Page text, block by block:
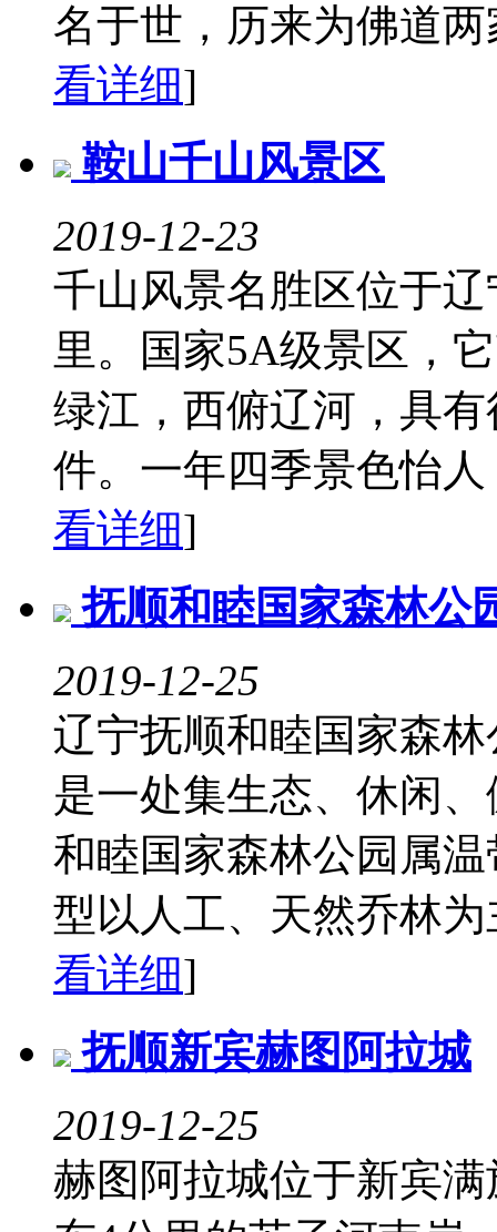
名于世，历来为佛道
看详细]
鞍山千山风景区
2019-12-23
千山风景名胜区位于
里。国家5A级景区，
绿江，西俯辽河，具
件。一年四季景色怡
看详细]
抚顺和睦国家森林公
2019-12-25
辽宁抚顺和睦国家森
是一处集生态、休闲
和睦国家森林公园属
型以人工、天然乔林
看详细]
抚顺新宾赫图阿拉城
2019-12-25
赫图阿拉城位于新宾